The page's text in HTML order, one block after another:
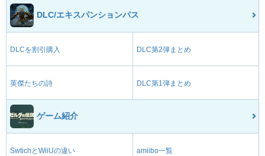
DLC/エキスパンションパス
DLCを割引購入 DLC第2弾まとめ
英傑たちの詩 DLC第1弾まとめ
ゲーム紹介
SwtichとWiiUの違い amiibo一覧